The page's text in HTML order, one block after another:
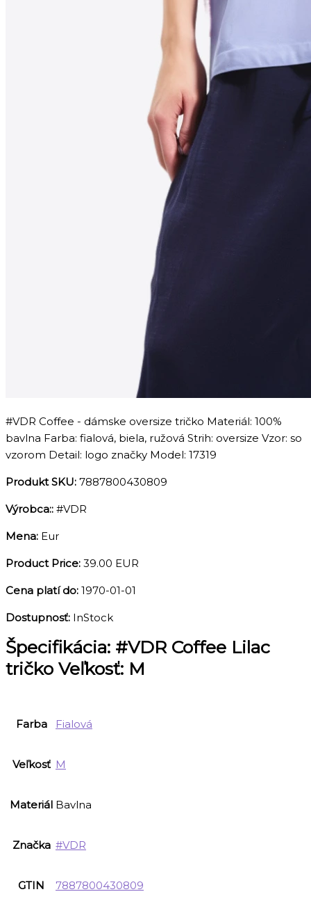
#VDR Coffee - dámske oversize tričko Materiál: 100%
bavlna Farba: fialová, biela, ružová Strih: oversize Vzor: so
vzorom Detail: logo značky Model: 17319
Produkt SKU: 7887800430809
Výrobca:: #VDR
Mena: Eur
Product Price: 39.00 EUR
Cena platí do: 1970-01-01
Dostupnosť: InStock
Špecifikácia: #VDR Coffee Lilac
tričko Veľkosť: M
Farba Fialová
Veľkosť M
Materiál Bavlna
Značka #VDR
GTIN 7887800430809